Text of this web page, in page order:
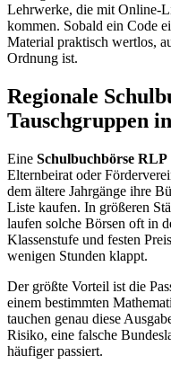
Lehrwerke, die mit Online-
kommen. Sobald ein Code
Material praktisch wertlos,
Ordnung ist.
Regionale
Tauschgruppen
Eine Schulbuchbörse RLP
Elternbeirat oder
dem ältere Jahrgänge ihre
Liste kaufen. In größeren
laufen solche Börsen oft in
Klassenstufe und festen
wenigen Stunden klappt.
Der größte Vorteil ist die
einem bestimmten
tauchen genau diese
Risiko, eine falsche
häufiger passiert.